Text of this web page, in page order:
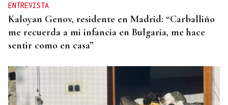
ENTREVISTA
Kaloyan Genov, residente en Madrid: “Carballiño
me recuerda a mi infancia en Bulgaria, me hace
sentir como en casa”